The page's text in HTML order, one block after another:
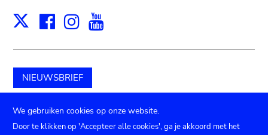
X Facebook
Instagram
NIEUWSBRIEF
Schenk aan het museum
We gebruiken cookies op onze website.
Door te klikken op 'Accepteer alle cookies', ga je akkoord met het